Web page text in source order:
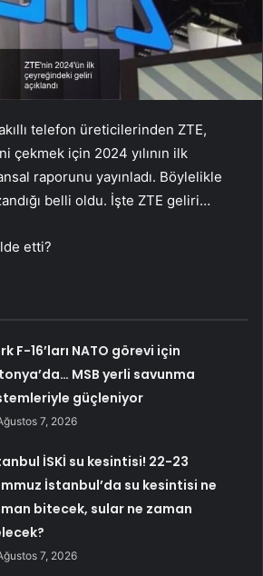
telefon üreticilerinden ZTE,
çekmek için 2024 yılının ilk
raporunu yayınladı. Böylelikle
belli oldu. İşte ZTE geliri…
etti?
F-16’ları NATO görevi için
MSB yerli savunma
güçleniyor
7, 2026
İSKİ su kesintisi! 22-23
İstanbul’da su kesintisi ne
bitecek, sular ne zaman
7, 2026